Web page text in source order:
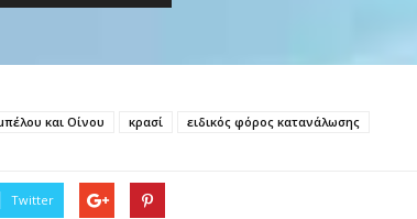
και Οίνου κρασί ειδικός φόρος κατανάλωσης
Twitter